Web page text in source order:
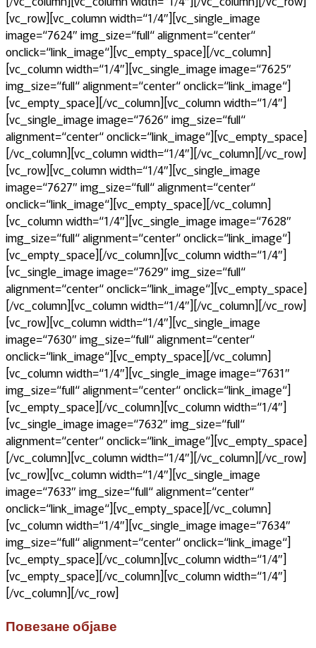
[vc_row][vc_column width=“1/4″][vc_single_image
image=“7624″ img_size=“full“ alignment=“center“
onclick=“link_image“][vc_empty_space][/vc_column]
[vc_column width=“1/4″][vc_single_image image=“7625″
img_size=“full“ alignment=“center“ onclick=“link_image“]
[vc_empty_space][/vc_column][vc_column width=“1/4″]
[vc_single_image image=“7626″ img_size=“full“
alignment=“center“ onclick=“link_image“][vc_empty_space]
[/vc_column][vc_column width=“1/4″][/vc_column][/vc_row]
[vc_row][vc_column width=“1/4″][vc_single_image
image=“7627″ img_size=“full“ alignment=“center“
onclick=“link_image“][vc_empty_space][/vc_column]
[vc_column width=“1/4″][vc_single_image image=“7628″
img_size=“full“ alignment=“center“ onclick=“link_image“]
[vc_empty_space][/vc_column][vc_column width=“1/4″]
[vc_single_image image=“7629″ img_size=“full“
alignment=“center“ onclick=“link_image“][vc_empty_space]
[/vc_column][vc_column width=“1/4″][/vc_column][/vc_row]
[vc_row][vc_column width=“1/4″][vc_single_image
image=“7630″ img_size=“full“ alignment=“center“
onclick=“link_image“][vc_empty_space][/vc_column]
[vc_column width=“1/4″][vc_single_image image=“7631″
img_size=“full“ alignment=“center“ onclick=“link_image“]
[vc_empty_space][/vc_column][vc_column width=“1/4″]
[vc_single_image image=“7632″ img_size=“full“
alignment=“center“ onclick=“link_image“][vc_empty_space]
[/vc_column][vc_column width=“1/4″][/vc_column][/vc_row]
[vc_row][vc_column width=“1/4″][vc_single_image
image=“7633″ img_size=“full“ alignment=“center“
onclick=“link_image“][vc_empty_space][/vc_column]
[vc_column width=“1/4″][vc_single_image image=“7634″
img_size=“full“ alignment=“center“ onclick=“link_image“]
[vc_empty_space][/vc_column][vc_column width=“1/4″]
[vc_empty_space][/vc_column][vc_column width=“1/4″]
[/vc_column][/vc_row]
Повезане објаве